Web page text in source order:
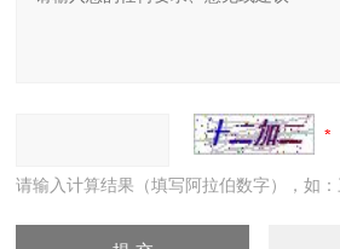
请输入计算结果（填写阿拉伯数字），如